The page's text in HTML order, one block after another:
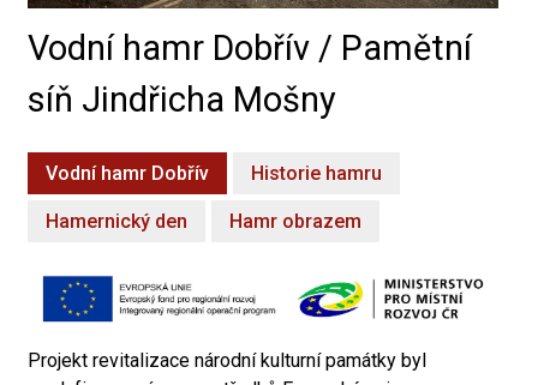
Vodní hamr Dobřív / Pamětní
síň Jindřicha Mošny
Vodní hamr Dobřív Historie hamru
Hamernický den Hamr obrazem
Projekt revitalizace národní kulturní památky byl